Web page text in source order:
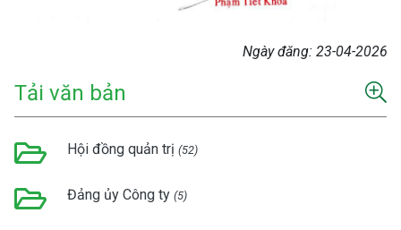
Ngày đăng: 23-04-2026
Tải văn bản
Hội đồng quản trị(52)
Đảng ủy Công ty(5)